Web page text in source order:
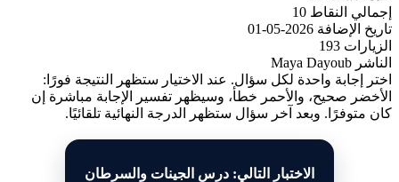
إجمالي النقاط 10
تاريخ الإضافة 2026-05-01
الزيارات 193
الناشر Maya Dayoub
اختر إجابة واحدة لكل سؤال. عند الاختيار ستظهر النتيجة فورًا:
الأخضر صحيح، والأحمر خطأ، وسيظهر تفسير الإجابة مباشرة إن
كان متوفرًا. وبعد آخر سؤال ستظهر الدرجة النهائية تلقائيًا.
الاختبار التالي: درس الجينات والسرطان